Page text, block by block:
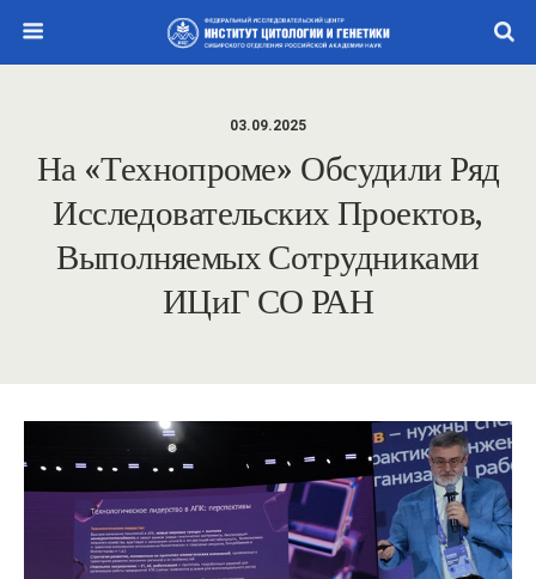
03.09.2025
На «Технопроме» Обсудили Ряд
Исследовательских Проектов,
Выполняемых Сотрудниками
ИЦиГ СО РАН